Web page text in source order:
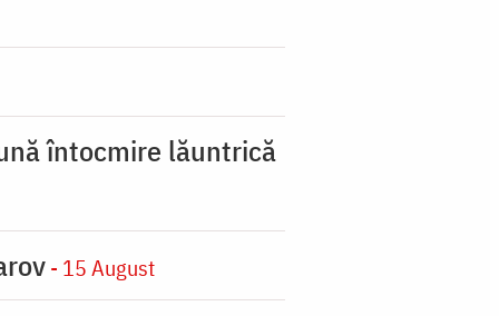
întocmire lăuntrică
- 15 August